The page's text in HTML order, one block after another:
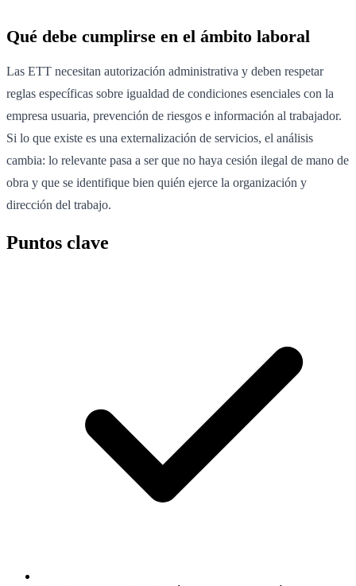
Qué debe cumplirse en el ámbito laboral
Las ETT necesitan autorización administrativa y deben respetar
reglas específicas sobre igualdad de condiciones esenciales con la
empresa usuaria, prevención de riesgos e información al trabajador.
Si lo que existe es una externalización de servicios, el análisis
cambia: lo relevante pasa a ser que no haya cesión ilegal de mano de
obra y que se identifique bien quién ejerce la organización y
dirección del trabajo.
Puntos clave